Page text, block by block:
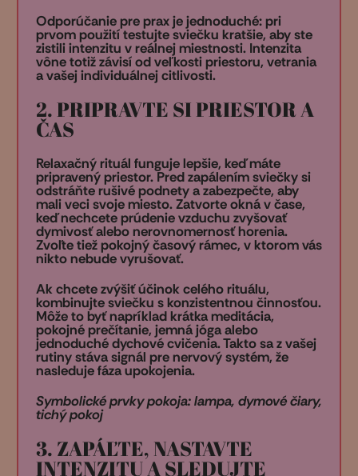
Odporúčanie pre prax je jednoduché: pri
prvom použití testujte sviečku kratšie, aby ste
zistili intenzitu v reálnej miestnosti. Intenzita
vône totiž závisí od veľkosti priestoru, vetrania
a vašej individuálnej citlivosti.
2. PRIPRAVTE SI PRIESTOR A
ČAS
Relaxačný rituál funguje lepšie, keď máte
pripravený priestor. Pred zapálením sviečky si
odstráňte rušivé podnety a zabezpečte, aby
mali veci svoje miesto. Zatvorte okná v čase,
keď nechcete prúdenie vzduchu zvyšovať
dymivosť alebo nerovnomernosť horenia.
Zvoľte tiež pokojný časový rámec, v ktorom vás
nikto nebude vyrušovať.
Ak chcete zvýšiť účinok celého rituálu,
kombinujte sviečku s konzistentnou činnosťou.
Môže to byť napríklad krátka meditácia,
pokojné prečítanie, jemná jóga alebo
jednoduché dychové cvičenia. Takto sa z vašej
rutiny stáva signál pre nervový systém, že
nasleduje fáza upokojenia.
Symbolické prvky pokoja: lampa, dymové čiary,
tichý pokoj
3. ZAPÁĽTE, NASTAVTE
INTENZITU A SLEDUJTE